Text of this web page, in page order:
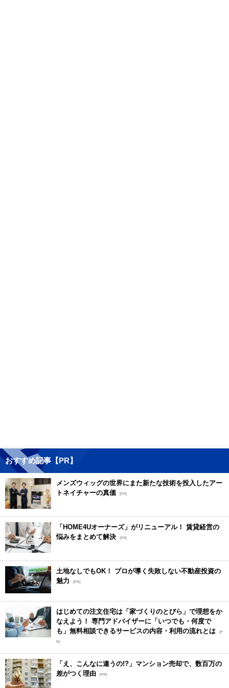
おすすめ記事【PR】
メンズウィッグの世界にまた新たな技術を投入したアー
トネイチャーの真価
[PR]
「HOME4Uオーナーズ」がリニューアル！ 賃貸経営の
悩みをまとめて解決 [PR]
土地なしでもOK！ プロが導く失敗しない不動産投資の
魅力
[PR]
はじめての注文住宅は「家づくりのとびら」で理想をか
なえよう！ 専門アドバイザーに「いつでも・何度で
も」無料相談できるサービスの内容・利用の流れとは [P
R]
「え、こんなに違うの!?」マンション売却で、数百万の
差がつく理由 [PR]